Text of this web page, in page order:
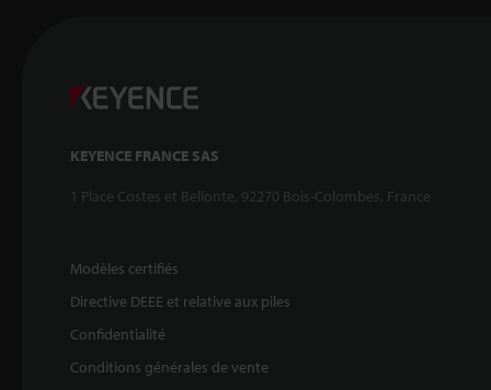
KEYENCE FRANCE SAS
1 Place Costes et Bellonte, 92270 Bois-Colombes, France
Modèles certifiés
Directive DEEE et relative aux piles
Confidentialité
Conditions générales de vente